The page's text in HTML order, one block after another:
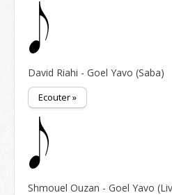
David Riahi - Goel Yavo (Saba)
Ecouter »
Shmouel Ouzan - Goel Yavo